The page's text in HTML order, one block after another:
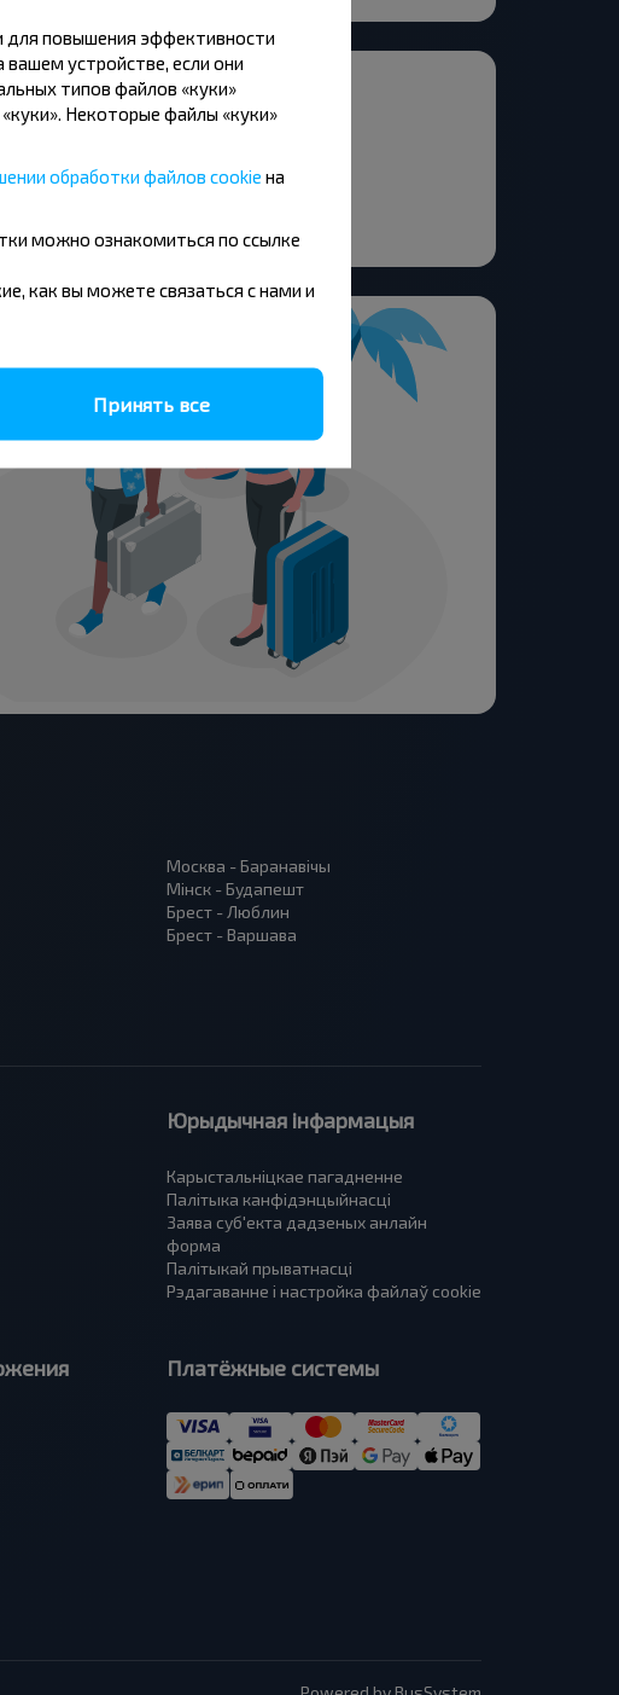
Школа №13
ДЕПО
Москва - Баранавiчы
Мінск - Будапешт
Брест - Люблин
Брест - Варшава
Юрыдычная інфармацыя
Карыстальніцкае пагадненне
Палітыка канфідэнцыйнасці
Заява суб'екта дадзеных анлайн
форма
Палітыкай прыватнасці
Рэдагаванне і настройка файлаў cookie
Платёжные системы
для повышения эффективности
устройстве, если они
типов файлов «куки»
Некоторые файлы «куки»
обработки файлов cookie на
можно ознакомиться по ссылке
как вы можете связаться с нами и
Принять все